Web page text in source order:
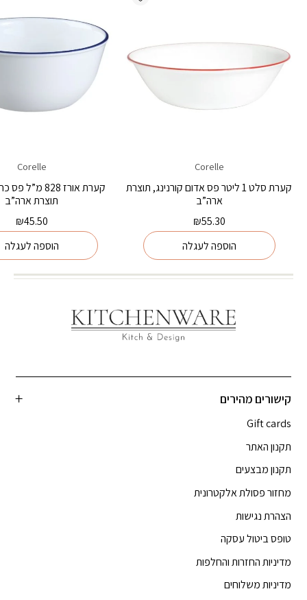
Corelle
קערת סלט 1 ליטר פס אדום קורנינג, תוצרת
ארה”ב
₪55.30
הוספה לעגלה
Corelle
קערת אורז 828
תוצרת ארה”ב
₪45.50
הוספה לעגלה
קישורים מהירים
Gift cards
תקנון האתר
תקנון מבצעים
מחזור פסולת אלקטרונית
הצהרת נגישות
טופס ביטול עסקה
מדיניות החזרות והחלפות
מדיניות משלוחים